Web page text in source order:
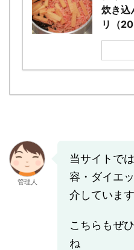
炊き込
リ（
管理人
当サイトで
容・ダイエ
介しています
こちらもぜ
ね